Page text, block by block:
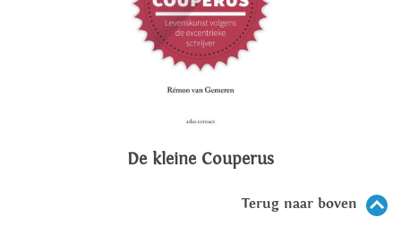
De kleine Couperus
Terug naar boven